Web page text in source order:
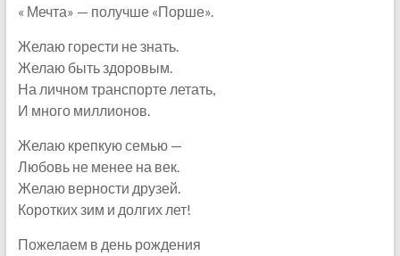
« Мечта» — получше «Порше».
Желаю горести не знать.
Желаю быть здоровым.
На личном транспорте летать,
И много миллионов.
Желаю крепкую семью —
Любовь не менее на век.
Желаю верности друзей.
Коротких зим и долгих лет!
Пожелаем в день рождения